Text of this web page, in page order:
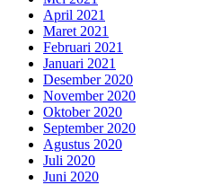
April 2021
Maret 2021
Februari 2021
Januari 2021
Desember 2020
November 2020
Oktober 2020
September 2020
Agustus 2020
Juli 2020
Juni 2020